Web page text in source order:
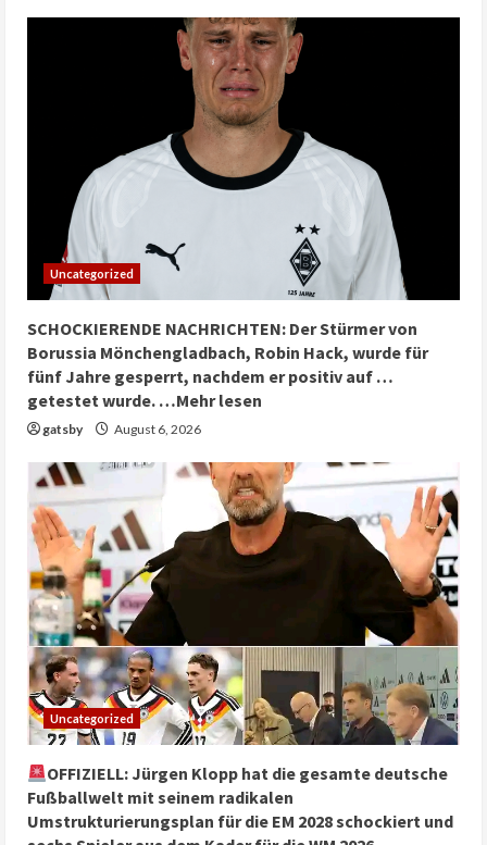
Uncategorized
SCHOCKIERENDE NACHRICHTEN: Der Stürmer von
Borussia Mönchengladbach, Robin Hack, wurde für
fünf Jahre gesperrt, nachdem er positiv auf …
getestet wurde. …Mehr lesen
gatsby August 6, 2026
Uncategorized
OFFIZIELL: Jürgen Klopp hat die gesamte deutsche
Fußballwelt mit seinem radikalen
Umstrukturierungsplan für die EM 2028 schockiert und